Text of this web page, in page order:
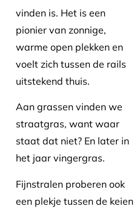
vinden is. Het is een
pionier van zonnige,
warme open plekken en
voelt zich tussen de rails
uitstekend thuis.
Aan grassen vinden we
straatgras, want waar
staat dat niet? En later in
het jaar vingergras.
Fijnstralen proberen ook
een plekje tussen de keien